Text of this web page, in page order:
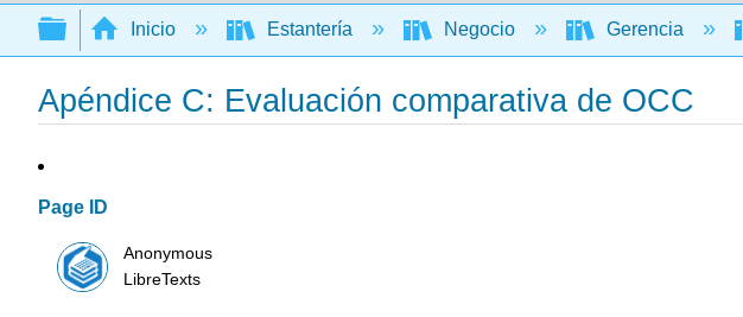
Buscar
Expandir/contraer jerarquía global
Inicio Estantería Negocio Gerencia
Apéndice C: Evaluación comparativa de OCC
Page ID
Anonymous
LibreTexts